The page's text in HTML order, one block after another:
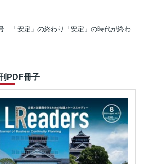
「安定」の終わり
「安定」の時代が終わ
PDF冊子